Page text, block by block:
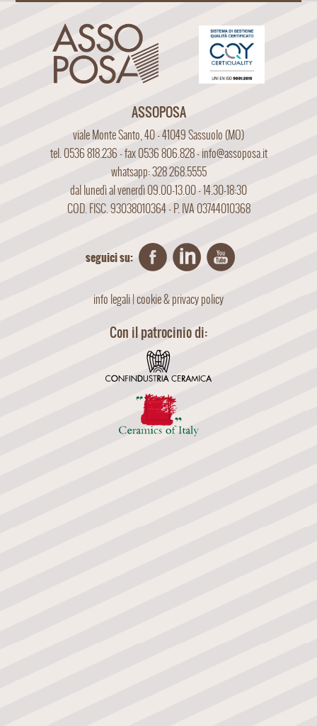
ASSOPOSA
viale Monte Santo, 40 - 41049 Sassuolo (MO)
tel. 0536 818.236 - fax 0536 806.828 -info@assoposa.it
whatsapp: 328 268.5555
dal lunedì al venerdì 09.00-13.00 - 14.30-18:30
COD. FISC. 93038010364 - P. IVA 03744010368
seguici su:
info legali|cookie & privacy policy
Con il patrocinio di: